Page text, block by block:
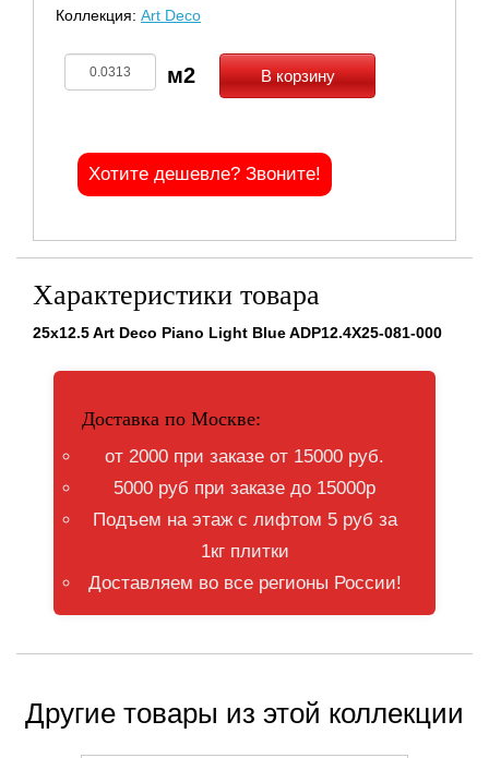
Коллекция: Art Deco
В корзину
Хотите дешевле? Звоните!
Характеристики товара
25x12.5 Art Deco Piano Light Blue ADP12.4X25-081-000
Доставка по Москве:
от 2000 при заказе от 15000 руб.
5000 руб при заказе до 15000р
Подъем на этаж с лифтом 5 руб за
1кг плитки
Доставляем во все регионы России!
Другие товары из этой коллекции